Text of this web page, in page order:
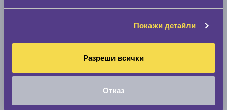
Покажи детайли
Разреши всички
Отказ
Покажи гуми